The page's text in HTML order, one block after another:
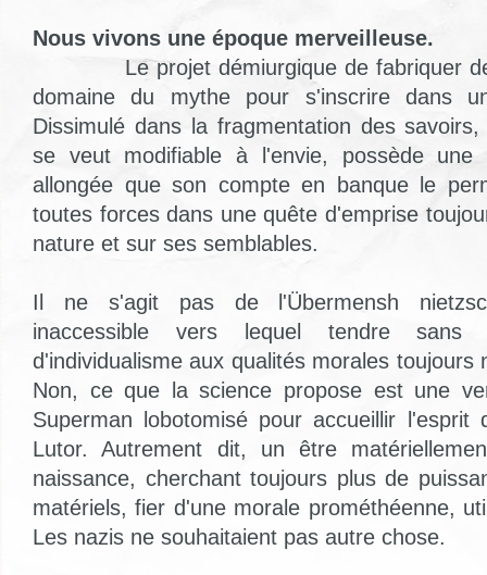
Nous vivons une époque merveilleuse.
Le projet démiurgique de fabriquer de
domaine du mythe pour s'inscrire dans
Dissimulé dans la fragmentation des
se veut modifiable à l'envie, possède
allongée que son compte en banque le
toutes forces dans une quête d'emprise
nature et sur ses semblables.
Il ne s'agit pas de l'Übermensh
inaccessible vers lequel tendre sans
d'individualisme aux qualités morales toujours
Non, ce que la science propose est une
Superman lobotomisé pour accueillir l'esprit
Lutor. Autrement dit, un être
naissance, cherchant toujours plus de
matériels, fier d'une morale prométhéenne,
Les nazis ne souhaitaient pas autre chose.